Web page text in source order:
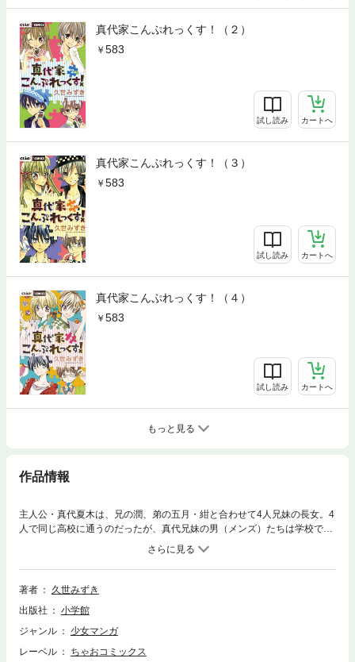
真代家こんぷれっくす！（２）
583
試し読み カートへ
真代家こんぷれっくす！（３）
583
試し読み カートへ
真代家こんぷれっくす！（４）
583
試し読み カートへ
もっと見る
作品情報
主人公・真代夏木は、兄の潤、弟の五月・紺と合わせて4人兄妹の長女。4
人で同じ高校に通うのだったが、真代兄妹の男（メンズ）たちは学校では
モテまくり！そんな3人に囲まれて暮らす夏木は周囲からうらやましがら
れるばかりなのだが…。真代家にはなかなか他人には話せないヒミツがあ
った。それは、夏木が本当に血のつながった兄妹ではないということ。ま
だ小さい頃親戚のおじさんから頼まれ真代家の家族として育ってきたのだ
たりしながらも実際の家族以上のつながりをもって生活をしている。兄妹
も多感な年頃のなか弟の五月は夏木を女性として意識し始めたり、夏木の
著者
久世みずき
出版社
小学館
ジャンル
少女マンガ
レーベル
ちゃおコミックス